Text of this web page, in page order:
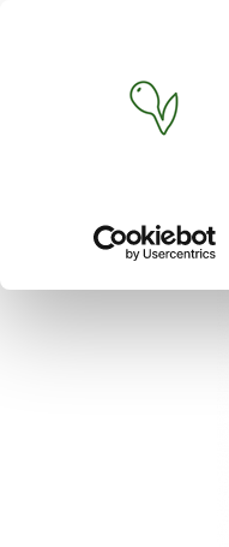
BUSCAR